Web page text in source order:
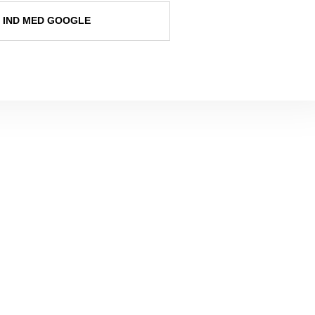
MED GOOGLE